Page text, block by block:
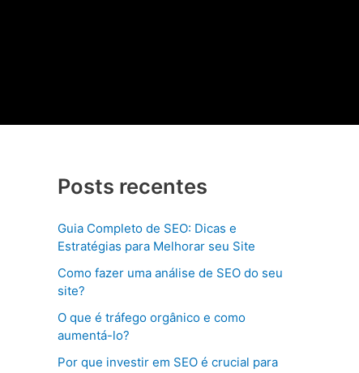
Posts recentes
Guia Completo de SEO: Dicas e
Estratégias para Melhorar seu Site
Como fazer uma análise de SEO do seu
site?
O que é tráfego orgânico e como
aumentá-lo?
Por que investir em SEO é crucial para